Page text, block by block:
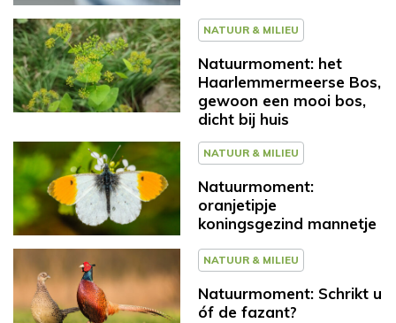
NATUUR & MILIEU
Natuurmoment: het
Haarlemmermeerse Bos,
gewoon een mooi bos,
dicht bij huis
NATUUR & MILIEU
Natuurmoment:
oranjetipje
koningsgezind mannetje
NATUUR & MILIEU
Natuurmoment: Schrikt u
óf de fazant?